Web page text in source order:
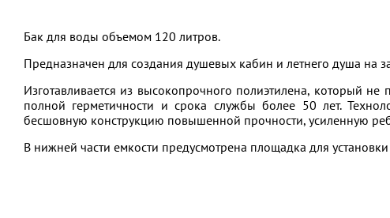
Бак для воды объемом 120 литров.
Предназначен для создания душевых кабин и летнего душа на
Изготавливается из высокопрочного полиэтилена, который
полной герметичности и срока службы более 50 лет.
бесшовную конструкцию повышенной прочности, усиленную
В нижней части емкости предусмотрена площадка для